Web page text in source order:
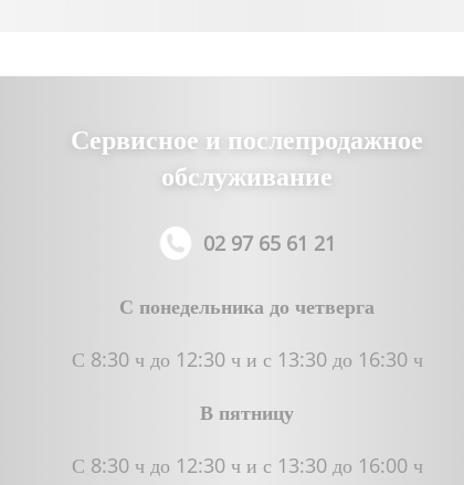
Сервисное и послепродажное
обслуживание
02 97 65 61 21
С понедельника до четверга
С 8:30 ч до 12:30 ч и с 13:30 до 16:30 ч
В пятницу
С 8:30 ч до 12:30 ч и с 13:30 до 16:00 ч